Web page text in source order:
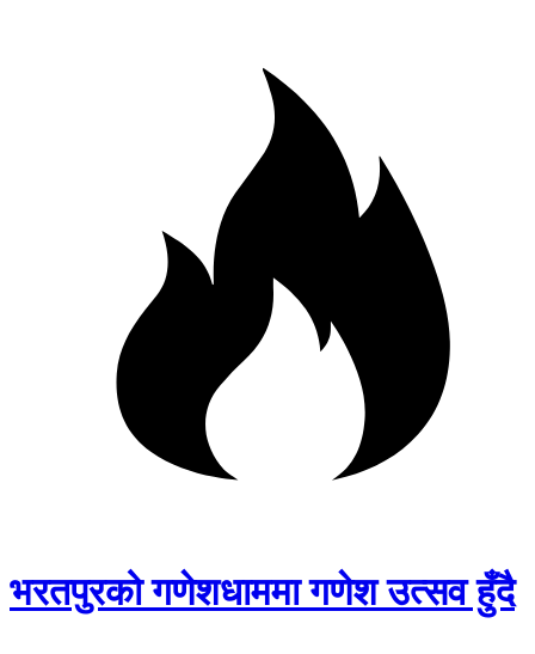
भरतपुरको गणेशधाममा गणेश उत्सव हुँदै